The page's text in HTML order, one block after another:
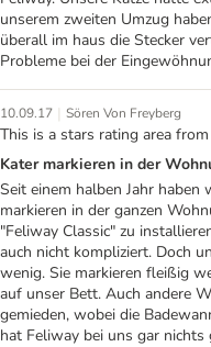
unserem zweiten Umzug
überall im haus die Stecker
Probleme bei der
10.09.17 | Sören Von Freyberg
This is a stars rating area
Kater markieren in der
Seit einem halben Jahr haben
markieren in der ganzen
"Feliway Classic" zu
auch nicht kompliziert. Doch
wenig. Sie markieren fleißig
auf unser Bett. Auch andere
gemieden, wobei die
hat Feliway bei uns gar nichts